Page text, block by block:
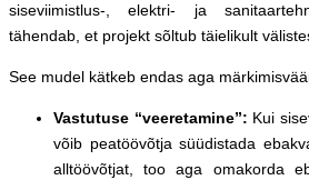
siseviimistlus-, elektri- ja
tähendab, et projekt sõltub täielikult
See mudel kätkeb endas aga
Vastutuse “veeretamine”: Kui
võib peatöövõtja süüdistada
alltöövõtjat, too aga omakorda